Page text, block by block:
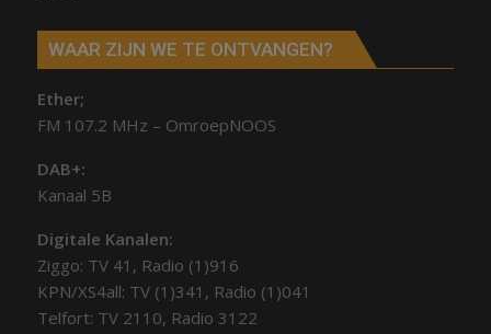
WAAR ZIJN WE TE ONTVANGEN?
Ether;
FM 107.2 MHz – OmroepNOOS
DAB+:
Kanaal 5B
Digitale Kanalen:
Ziggo: TV 41, Radio (1)916
KPN/XS4all: TV (1)341, Radio (1)041
Telfort: TV 2110, Radio 3122